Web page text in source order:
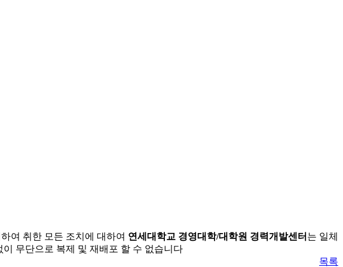
여 취한 모든 조치에 대하여 연세대학교 경영대학/대학원 경력개발센터 는 일체
이 무단으로 복제 및 재배포 할 수 없습니다
목록